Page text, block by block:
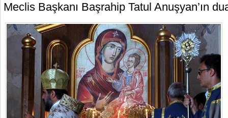
Meclis Başkanı Başrahip Tatul Anuşyan’ın